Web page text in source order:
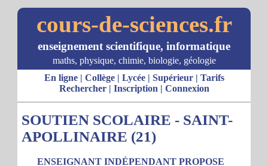
cours-de-sciences.fr
enseignement scientifique, informatique
maths, physique, chimie, biologie, géologie
En ligne| Collège| Lycée| Supérieur| Tarifs
Rechercher| Inscription | Connexion
SOUTIEN SCOLAIRE - SAINT-
APOLLINAIRE (21)
ENSEIGNANT INDÉPENDANT PROPOSE